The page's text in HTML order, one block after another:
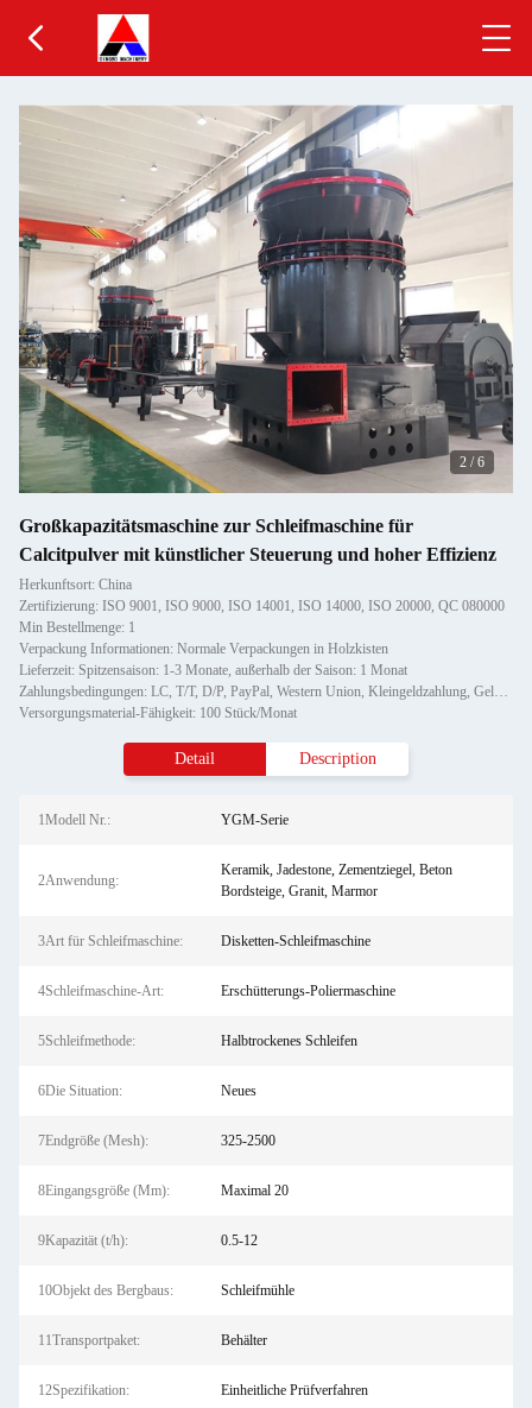
2 /6
Großkapazitätsmaschine zur Schleifmaschine für
Calcitpulver mit künstlicher Steuerung und hoher Effizienz
Herkunftsort: China
Zertifizierung: ISO 9001, ISO 9000, ISO 14001, ISO 14000, ISO 20000, QC 080000
Min Bestellmenge: 1
Verpackung Informationen: Normale Verpackungen in Holzkisten
Lieferzeit: Spitzensaison: 1-3 Monate, außerhalb der Saison: 1 Monat
Zahlungsbedingungen: LC, T/T, D/P, PayPal, Western Union, Kleingeldzahlung, Geldgramm
Versorgungsmaterial-Fähigkeit: 100 Stück/Monat
Detail Description
1Modell Nr.: YGM-Serie
2Anwendung:
Keramik, Jadestone, Zementziegel, Beton
Bordsteige, Granit, Marmor
3Art für Schleifmaschine: Disketten-Schleifmaschine
4Schleifmaschine-Art: Erschütterungs-Poliermaschine
5Schleifmethode: Halbtrockenes Schleifen
6Die Situation: Neues
7Endgröße (Mesh): 325-2500
8Eingangsgröße (Mm): Maximal 20
9Kapazität (t/h): 0.5-12
10Objekt des Bergbaus: Schleifmühle
11Transportpaket: Behälter
12Spezifikation: Einheitliche Prüfverfahren